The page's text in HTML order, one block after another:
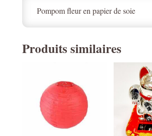
Pompom fleur en papier de soie
Produits similaires